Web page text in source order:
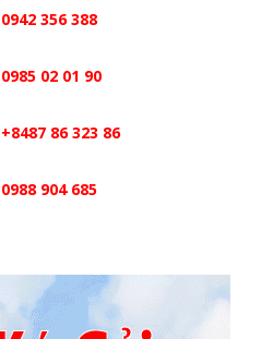
0942 356 388
0985 02 01 90
+8487 86 323 86
0988 904 685